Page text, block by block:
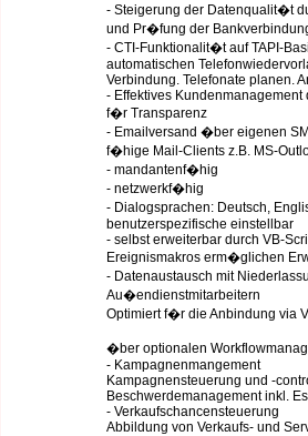
- Steigerung der Datenqualit�t
und Pr�fung der
- CTI-Funktionalit�t auf TAPI-
automatischen
Verbindung. Telefonate planen.
- Effektives
f�r Transparenz
- Emailversand �ber eigenen
f�hige Mail-Clients z.B. MS-
- mandantenf�hig
- netzwerkf�hig
- Dialogsprachen: Deutsch,
benutzerspezifische einstellbar
- selbst erweiterbar durch VB-
Ereignismakros erm�glichen
- Datenaustausch mit
Au�endienstmitarbeitern
Optimiert f�r die Anbindung via
�ber optionalen
- Kampagnenmangement
Kampagnensteuerung und -
Beschwerdemanagement inkl.
- Verkaufschancensteuerung
Abbildung von Verkaufs- und